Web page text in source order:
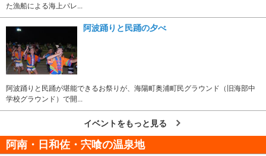
た漁船による海上パレ...
阿波踊りと民踊の夕べ
阿波踊りと民踊が堪能できるお祭りが、海陽町奥浦町民グラウンド（旧海部中
学校グラウンド）で開...
イベントをもっと見る
阿南・日和佐・宍喰の温泉地